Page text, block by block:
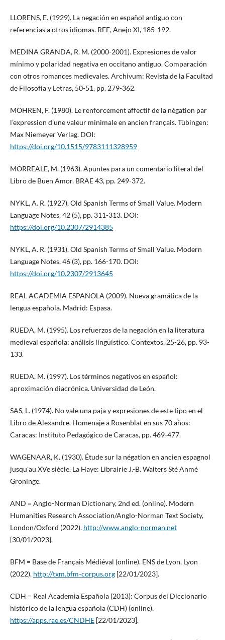
LLORENS, E. (1929). La negación en español antiguo con
referencias a otros idiomas. RFE, Anejo XI, 185-192.
MEDINA GRANDA, R. M. (2000-2001). Expresiones de valor
mínimo y polaridad negativa en occitano antiguo. Comparación
con otros romances medievales. Archivum: Revista de la Facultad
de Filosofía y Letras, 50-51, pp. 279-362.
MÖHREN, F. (1980). Le renforcement affectif de la négation par
l’expression d’une valeur minimale en ancien français. Tübingen:
Max Niemeyer Verlag. DOI:
https://doi.org/10.1515/9783111328959
MORREALE, M. (1963). Apuntes para un comentario literal del
Libro de Buen Amor. BRAE 43, pp. 249-372.
NYKL, A. R. (1927). Old Spanish Terms of Small Value. Modern
Language Notes, 42 (5), pp. 311-313. DOI:
https://doi.org/10.2307/2914385
NYKL, A. R. (1931). Old Spanish Terms of Small Value. Modern
Language Notes, 46 (3), pp. 166-170. DOI:
https://doi.org/10.2307/2913645
REAL ACADEMIA ESPAÑOLA (2009). Nueva gramática de la
lengua española. Madrid: Espasa.
RUEDA, M. (1995). Los refuerzos de la negación en la literatura
medieval española: análisis lingüístico. Contextos, 25-26, pp. 93-
133.
RUEDA, M. (1997). Los términos negativos en español:
aproximación diacrónica. Universidad de León.
SAS, L. (1974). No vale una paja y expresiones de este tipo en el
Libro de Alexandre. Homenaje a Rosenblat en sus 70 años:
Caracas: Instituto Pedagógico de Caracas, pp. 469-477.
WAGENAAR, K. (1930). Étude sur la négation en ancien espagnol
jusqu'au XVe siècle. La Haye: Librairie J.-B. Walters Sté Anmé
Groninge.
AND = Anglo-Norman Dictionary, 2nd ed. (online). Modern
Humanities Research Association/Anglo-Norman Text Society,
London/Oxford (2022). http://www.anglo-norman.net
[30/01/2023].
BFM = Base de Français Médiéval (online). ENS de Lyon, Lyon
(2022). http://txm.bfm-corpus.org[22/01/2023].
CDH = Real Academia Española (2013): Corpus del Diccionario
histórico de la lengua española (CDH) (online).
https://apps.rae.es/CNDHE[22/01/2023].